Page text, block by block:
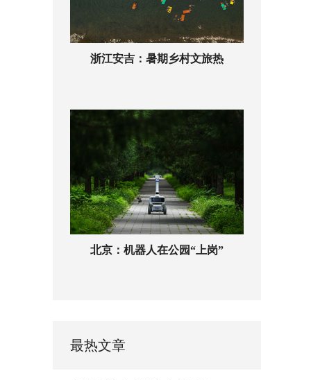
浙江安吉：暑期乡村文旅热
北京：机器人在公园“上岗”
最热文章